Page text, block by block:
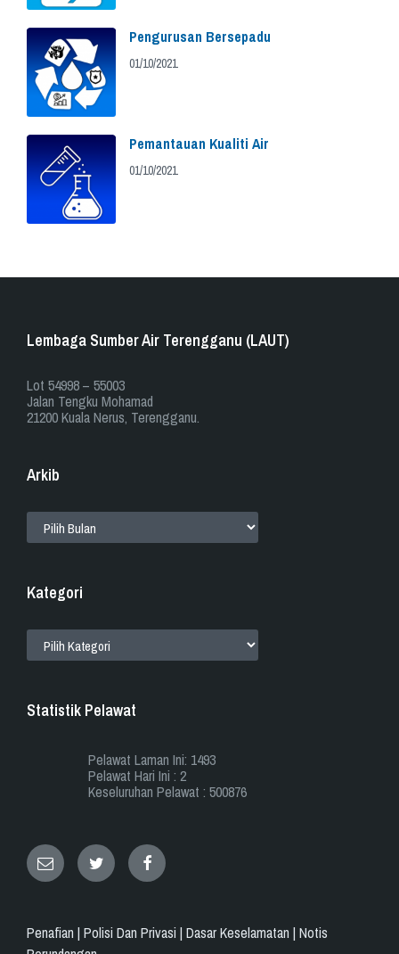
Pengurusan Bersepadu
01/10/2021
Pemantauan Kualiti Air
01/10/2021
Lembaga Sumber Air Terengganu (LAUT)
​​Lot 54998 – 55003
Jalan Tengku Mohamad
21200 Kuala Nerus, Terengganu.
Arkib
Kategori
Statistik Pelawat
Pelawat Laman Ini: 1493
Pelawat Hari Ini : 2
Keseluruhan Pelawat : 500876
Email TwitterFacebook
Penafian | Polisi Dan Privasi | Dasar Keselamatan | Notis